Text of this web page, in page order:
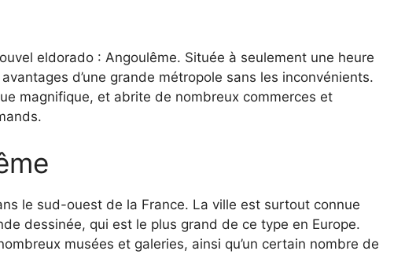
eldorado : Angoulême. Située à seulement une heure
d’une grande métropole sans les inconvénients.
magnifique, et abrite de nombreux commerces et
le sud-ouest de la France. La ville est surtout connue
dessinée, qui est le plus grand de ce type en Europe.
musées et galeries, ainsi qu’un certain nombre de